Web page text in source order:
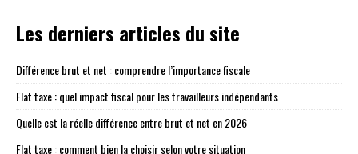
Les derniers articles du site
Différence brut et net : comprendre l’importance fiscale
Flat taxe : quel impact fiscal pour les travailleurs indépendants
Quelle est la réelle différence entre brut et net en 2026
Flat taxe : comment bien la choisir selon votre situation